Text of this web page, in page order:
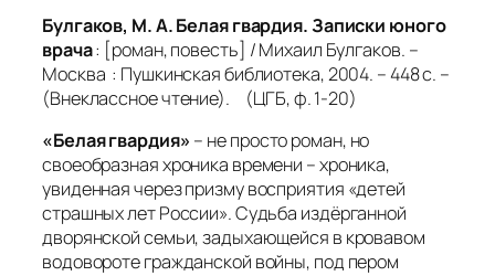
Булгаков, М. А. Белая гвардия. Записки юного
врача: [роман, повесть] / Михаил Булгаков. –
Москва : Пушкинская библиотека, 2004. – 448 с. –
(Внеклассное чтение). (ЦГБ, ф. 1-20)
«Белая гвардия» – не просто роман, но
своеобразная хроника времени – хроника,
увиденная через призму восприятия «детей
страшных лет России». Судьба издёрганной
дворянской семьи, задыхающейся в кровавом
водовороте гражданской войны, под пером